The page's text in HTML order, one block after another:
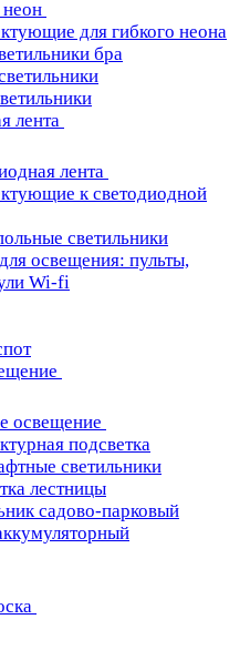
для гибкого неона
бра
лента
лента
к светодиодной
светильники
освещения: пульты,
Wi-fi
освещение
подсветка
светильники
лестницы
садово-парковый